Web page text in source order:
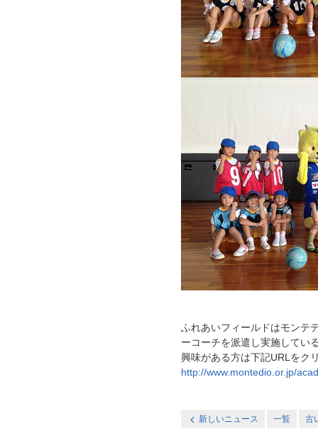
ふれあいフィールドはモンテ
ーコーチを派遣し実施してい
興味がある方は下記URLをク
http://www.montedio.or.jp/
新しいニュース 一覧 古